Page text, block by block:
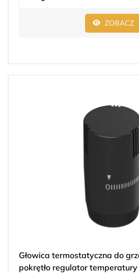
ZOBACZ
Głowica termostatyczna do
pokrętło regulator